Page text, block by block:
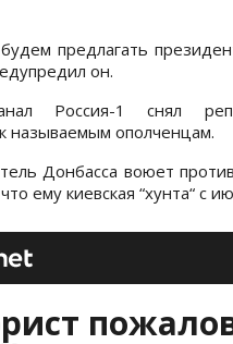
предлагать
он.
Россия-1 снял
называемым ополченцам.
Донбасса воюет
ему киевская “хунта“ с